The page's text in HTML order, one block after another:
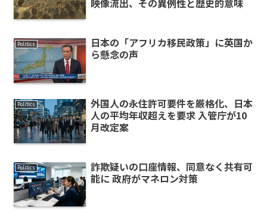
映像流出、その異例性と歴史的意味
Politics
日本の「アフリカ移民政策」に英国か
ら懸念の声
Politics
外国人の永住許可要件を厳格化、日本
人の平均年収超えを要求 入管庁が10
月改定案
Politics
詐欺疑いの口座情報、同意なく共有可
能に 政府がマネロン対策